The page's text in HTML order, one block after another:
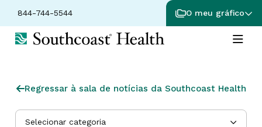
844-744-5544 O meu gráfico
Regressar à sala de notícias da Southcoast Health
Selecionar categoria